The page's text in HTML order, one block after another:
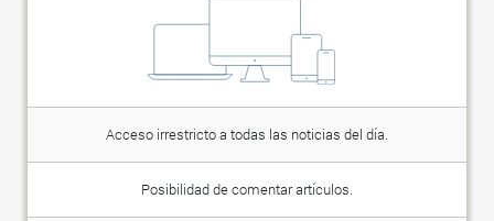
Acceso irrestricto a todas las noticias del día.
Posibilidad de comentar artículos.